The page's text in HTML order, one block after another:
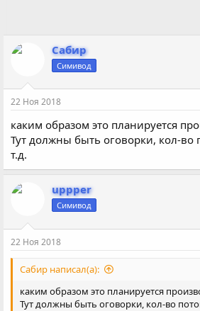
Сабир
Симивод
22 Ноя 2018
каким образом это планируется
Тут должны быть оговорки, кол-во
т.д.
uppper
Симивод
22 Ноя 2018
Сабир написал(а):
каким образом это планируется
Тут должны быть оговорки, кол-во